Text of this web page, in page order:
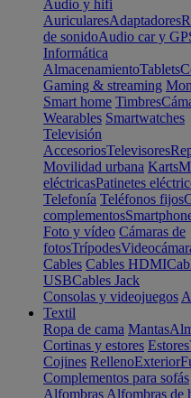
Audio y hifi
AuricularesAdaptadores
de sonidoAudio car y
Informática
AlmacenamientoTablets
Gaming & streaming
Smart home Timbres
Wearables Smartwatches
Televisión
AccesoriosTelevisores
Movilidad urbana Karts
eléctricasPatinetes
Telefonía Teléfonos fijos
complementos
Foto y vídeo Cámaras de
fotosTrípodes
Cables Cables HDMI
USBCables Jack
Consolas y videojuegos
Textil
Ropa de cama Mantas
Cortinas y estores Estores
Cojines RellenoExterior
Complementos para sofás
Alfombras Alfombras de